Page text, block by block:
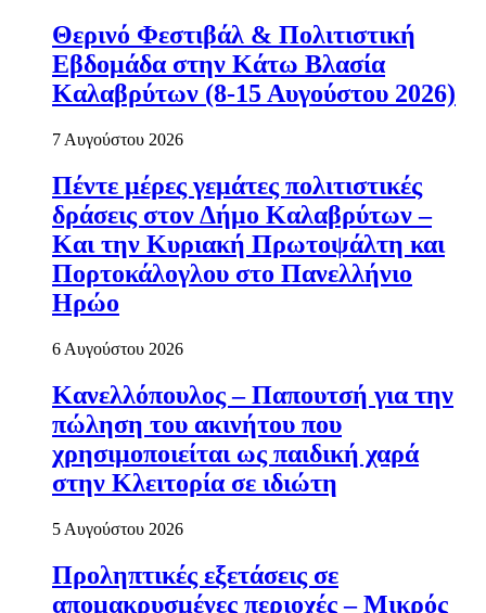
Θερινό Φεστιβάλ & Πολιτιστική
Εβδομάδα στην Κάτω Βλασία
Καλαβρύτων (8-15 Αυγούστου 2026)
7 Αυγούστου 2026
Πέντε μέρες γεμάτες πολιτιστικές
δράσεις στον Δήμο Καλαβρύτων –
Και την Κυριακή Πρωτοψάλτη και
Πορτοκάλογλου στο Πανελλήνιο
Ηρώο
6 Αυγούστου 2026
Κανελλόπουλος – Παπουτσή για την
πώληση του ακινήτου που
χρησιμοποιείται ως παιδική χαρά
στην Κλειτορία σε ιδιώτη
5 Αυγούστου 2026
Προληπτικές εξετάσεις σε
απομακρυσμένες περιοχές – Μικρός